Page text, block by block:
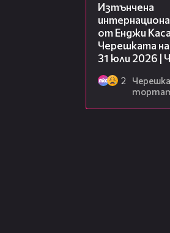
Изтънчена
от Енджи
Черешката
31 юли 2026 |
2